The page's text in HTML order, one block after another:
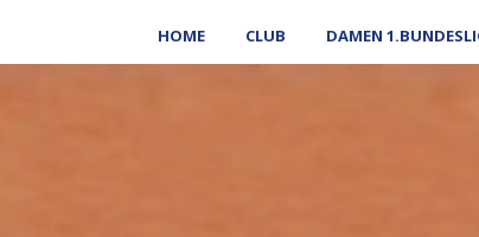
HOME CLUB DAMEN